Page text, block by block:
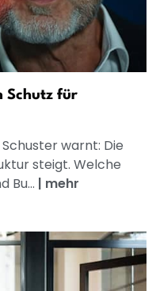
Schutz für
warnt: Die
steigt. Welche
Bu... | mehr